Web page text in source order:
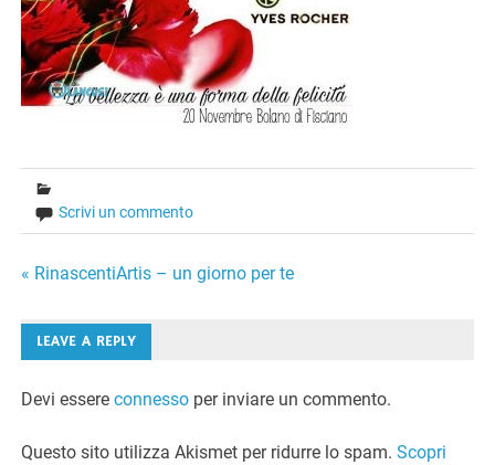
Scrivi un commento
Navigazione
articoli
« RinascentiArtis – un giorno per te
LEAVE A REPLY
Devi essereconnesso per inviare un commento.
Questo sito utilizza Akismet per ridurre lo spam.Scopri